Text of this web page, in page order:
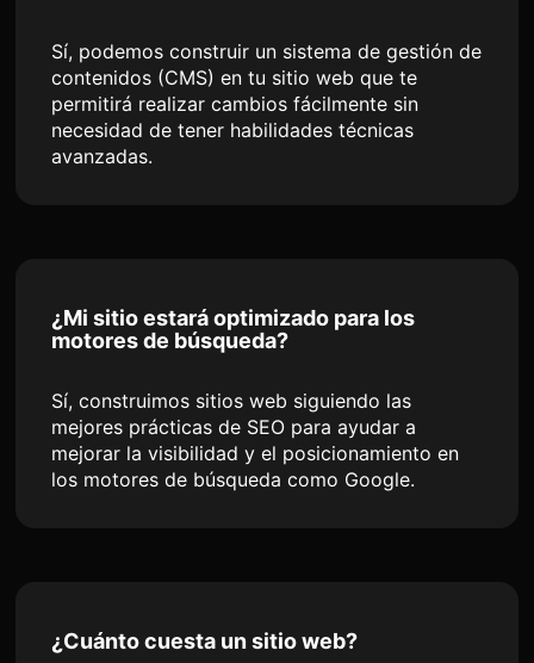
Sí, podemos construir un sistema de gestión de
contenidos (CMS) en tu sitio web que te
permitirá realizar cambios fácilmente sin
necesidad de tener habilidades técnicas
avanzadas.
¿Mi sitio estará optimizado para los
motores de búsqueda?
Sí, construimos sitios web siguiendo las
mejores prácticas de SEO para ayudar a
mejorar la visibilidad y el posicionamiento en
los motores de búsqueda como Google.
¿Cuánto cuesta un sitio web?